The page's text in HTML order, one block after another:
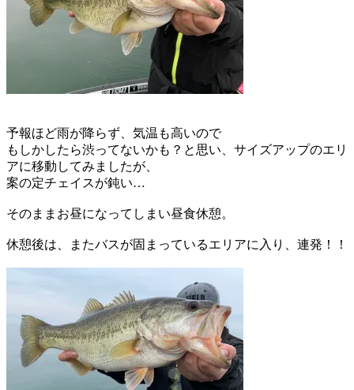
予報ほど雨が降らず、気温も高いので
もしかしたら渋ってないかも？と思い、サイズアップのエリ
アに移動してみましたが、
案の定チェイスが鈍い…
そのままお昼になってしまい昼食休憩。
休憩後は、またバスが固まっているエリアに入り、連発！！